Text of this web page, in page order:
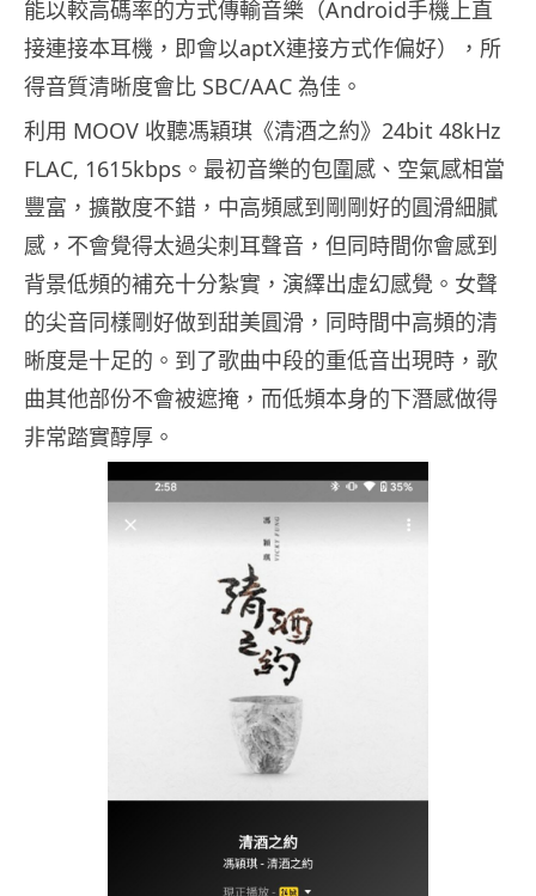
能以較高碼率的方式傳輸音樂（Android手機上直
接連接本耳機，即會以aptX連接方式作偏好），所
得音質清晰度會比 SBC/AAC 為佳。
利用 MOOV 收聽馮穎琪《清酒之約》24bit 48kHz
FLAC, 1615kbps。最初音樂的包圍感、空氣感相當
豐富，擴散度不錯，中高頻感到剛剛好的圓滑細膩
感，不會覺得太過尖刺耳聲音，但同時間你會感到
背景低頻的補充十分紮實，演繹出虛幻感覺。女聲
的尖音同樣剛好做到甜美圓滑，同時間中高頻的清
晰度是十足的。到了歌曲中段的重低音出現時，歌
曲其他部份不會被遮掩，而低頻本身的下潛感做得
非常踏實醇厚。